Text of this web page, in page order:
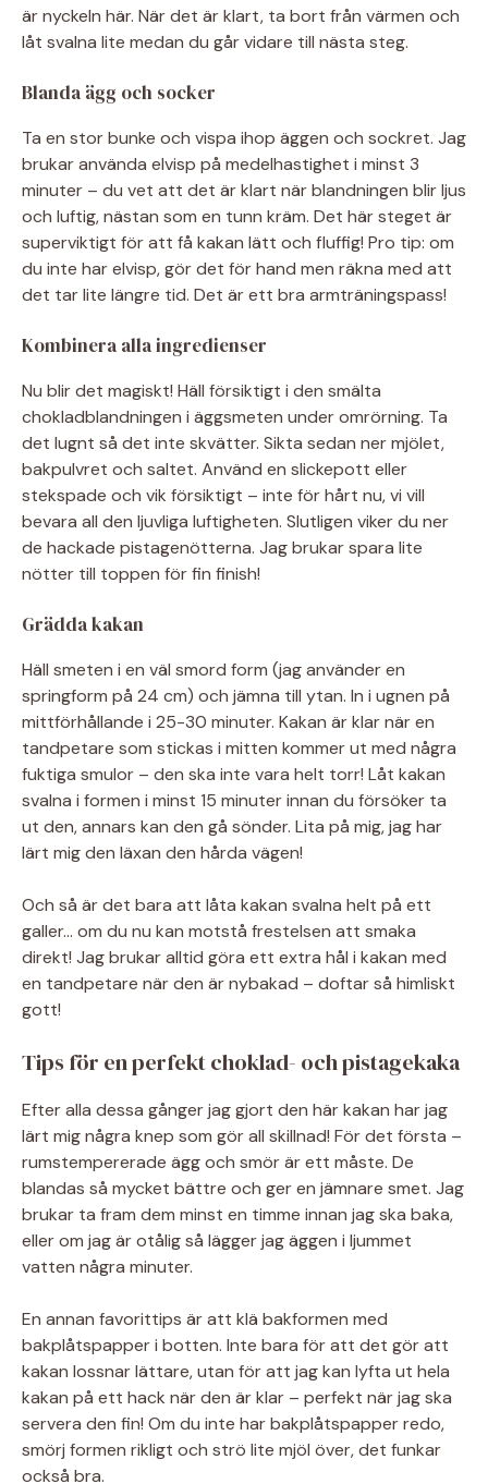
är nyckeln här. När det är klart, ta bort från värmen och
låt svalna lite medan du går vidare till nästa steg.
Blanda ägg och socker
Ta en stor bunke och vispa ihop äggen och sockret. Jag
brukar använda elvisp på medelhastighet i minst 3
minuter – du vet att det är klart när blandningen blir ljus
och luftig, nästan som en tunn kräm. Det här steget är
superviktigt för att få kakan lätt och fluffig! Pro tip: om
du inte har elvisp, gör det för hand men räkna med att
det tar lite längre tid. Det är ett bra armträningspass!
Kombinera alla ingredienser
Nu blir det magiskt! Häll försiktigt i den smälta
chokladblandningen i äggsmeten under omrörning. Ta
det lugnt så det inte skvätter. Sikta sedan ner mjölet,
bakpulvret och saltet. Använd en slickepott eller
stekspade och vik försiktigt – inte för hårt nu, vi vill
bevara all den ljuvliga luftigheten. Slutligen viker du ner
de hackade pistagenötterna. Jag brukar spara lite
nötter till toppen för fin finish!
Grädda kakan
Häll smeten i en väl smord form (jag använder en
springform på 24 cm) och jämna till ytan. In i ugnen på
mittförhållande i 25-30 minuter. Kakan är klar när en
tandpetare som stickas i mitten kommer ut med några
fuktiga smulor – den ska inte vara helt torr! Låt kakan
svalna i formen i minst 15 minuter innan du försöker ta
ut den, annars kan den gå sönder. Lita på mig, jag har
lärt mig den läxan den hårda vägen!
Och så är det bara att låta kakan svalna helt på ett
galler… om du nu kan motstå frestelsen att smaka
direkt! Jag brukar alltid göra ett extra hål i kakan med
en tandpetare när den är nybakad – doftar så himliskt
gott!
Tips för en perfekt choklad- och pistagekaka
Efter alla dessa gånger jag gjort den här kakan har jag
lärt mig några knep som gör all skillnad! För det första –
rumstempererade ägg och smör är ett måste. De
blandas så mycket bättre och ger en jämnare smet. Jag
brukar ta fram dem minst en timme innan jag ska baka,
eller om jag är otålig så lägger jag äggen i ljummet
vatten några minuter.
En annan favorittips är att klä bakformen med
bakplåtspapper i botten. Inte bara för att det gör att
kakan lossnar lättare, utan för att jag kan lyfta ut hela
kakan på ett hack när den är klar – perfekt när jag ska
servera den fin! Om du inte har bakplåtspapper redo,
smörj formen rikligt och strö lite mjöl över, det funkar
också bra.